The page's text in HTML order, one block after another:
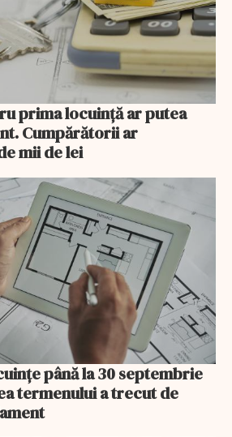
prima locuință ar putea
Cumpărătorii ar
mii de lei
până la 30 septembrie
termenului a trecut de